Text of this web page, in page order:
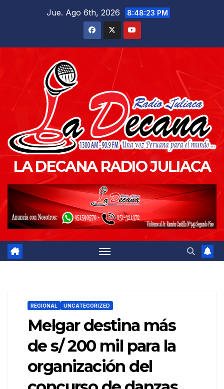
Jue. Ago 6th, 2026 8:48:25 PM
LA DECANA RADIO JULIACA
REGIONAL UNCATEGORIZED
Melgar destina más
de s/ 200 mil para la
organización del